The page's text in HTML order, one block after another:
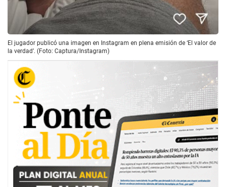
El jugador publicó una imagen en Instagram en plena emisión de ‘El valor de
la verdad’. (Foto: Captura/Instagram)